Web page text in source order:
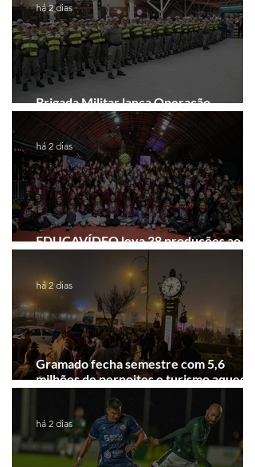
Brigada Militar lança Operação
Convergência na Região das Hortênsias
há 2 dias
EDUCAVÍDEO leva 38 produções ao
Festival de Cinema de Gramado
há 2 dias
Gramado fecha semestre com 5,6
milhões de pernoites e turismo
Junho desponta!
há 2 dias
há 2 dias